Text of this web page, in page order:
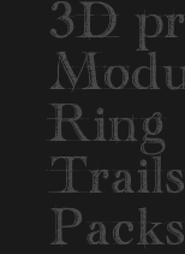
3D
Ring